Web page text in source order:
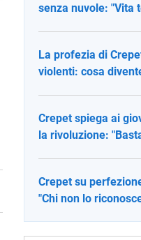
senza nuvole: "Vita
La profezia di
violenti: cosa
Crepet spiega ai
la rivoluzione:
Crepet su
"Chi non lo